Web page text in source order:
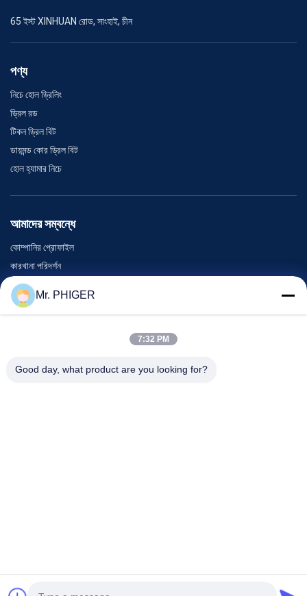
65 ইস্ট XINHUAN রোড, সাংহাই, চীন
পণ্য
নিচে হোল ড্রিলিং
ড্রিল রড
টিকন ড্রিল বিট
ডায়মন্ড কোর ড্রিল বিট
হোল হ্যামার নিচে
আমাদের সম্বন্ধে
কোম্পানির প্রোফাইল
কারখানা পরিদর্শন
গুণমান নিয়ন্ত্রণ
সাইট ম্যাপ
ঘটনা
Mr. PHIGER
7:32 PM
Good day, what product are you looking for?